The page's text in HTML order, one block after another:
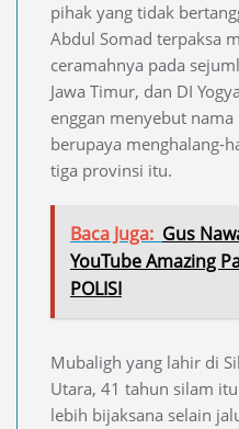
pihak yang tidak
Abdul Somad terpaksa
ceramahnya pada
Jawa Timur, dan DI
enggan menyebut
berupaya menghalang-
tiga provinsi itu.
Baca Juga: Gus
YouTube Amazing
POLISI
Mubaligh yang lahir di
Utara, 41 tahun silam
lebih bijaksana selain